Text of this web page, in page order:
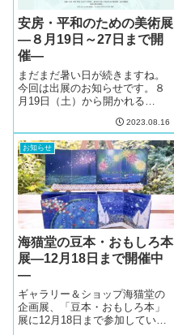
安房・平和のための美術展
―８月19日～27日まで開
催―
まだまだ暑い日が続きますね。
今回は出展のお知らせです。８
月19日（土）から開かれる
第19回 安房・平和のための美術
展―』に参加します。
2023.08.16
お知らせ
海猫堂の豆本・おもしろ本
展―12月18日まで開催中
―
ギャラリー＆ショップ海猫堂の
企画展、「豆本・おもしろ本」
展に12月18日まで参加していま